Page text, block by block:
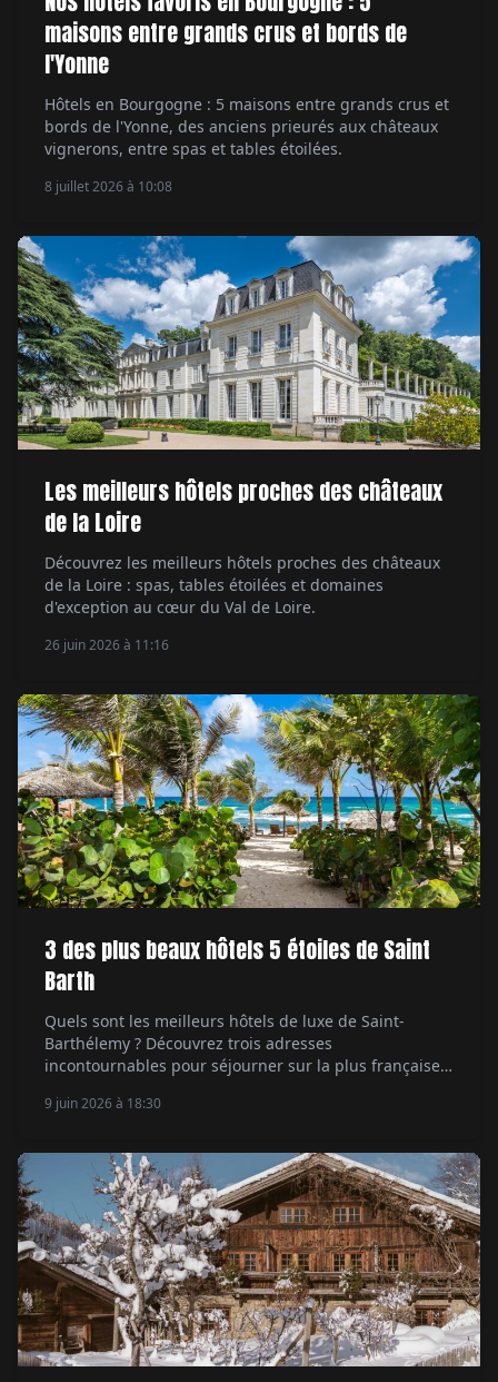
maisons entre grands crus et bords de
l'Yonne
Hôtels en Bourgogne : 5 maisons entre grands crus et
bords de l'Yonne, des anciens prieurés aux châteaux
vignerons, entre spas et tables étoilées.
8 juillet 2026 à 10:08
Les meilleurs hôtels proches des châteaux
de la Loire
Découvrez les meilleurs hôtels proches des châteaux
de la Loire : spas, tables étoilées et domaines
d'exception au cœur du Val de Loire.
26 juin 2026 à 11:16
3 des plus beaux hôtels 5 étoiles de Saint
Barth
Quels sont les meilleurs hôtels de luxe de Saint-
Barthélemy ? Découvrez trois adresses
incontournables pour séjourner sur la plus française
9 juin 2026 à 18:30